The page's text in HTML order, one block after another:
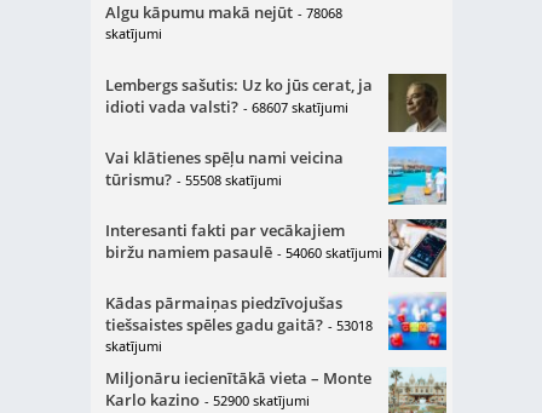
Algu kāpumu makā nejūt - 78068
skatījumi
Lembergs sašutis: Uz ko jūs cerat, ja
idioti vada valsti? - 68607 skatījumi
Vai klātienes spēļu nami veicina
tūrismu? - 55508 skatījumi
Interesanti fakti par vecākajiem
biržu namiem pasaulē - 54060 skatījumi
Kādas pārmaiņas piedzīvojušas
tiešsaistes spēles gadu gaitā? - 53018
skatījumi
Miljonāru iecienītākā vieta – Monte
Karlo kazino - 52900 skatījumi